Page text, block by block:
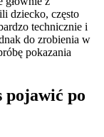
dziecko, często
technicznie i
do zrobienia w
pokazania
pojawić po